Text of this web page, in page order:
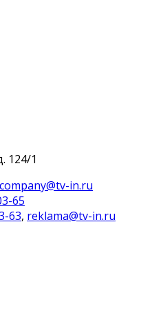
124/1
company@tv-in.ru
65
63, reklama@tv-in.ru